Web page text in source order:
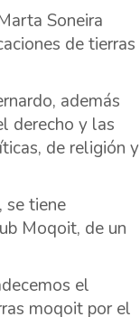
Soneira
de tierras
además
derecho y las
de religión y
se tiene
Moqoit, de un
el
moqoit por el